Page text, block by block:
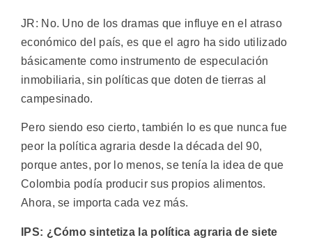
JR: No. Uno de los dramas que influye en el atraso
económico del país, es que el agro ha sido utilizado
básicamente como instrumento de especulación
inmobiliaria, sin políticas que doten de tierras al
campesinado.
Pero siendo eso cierto, también lo es que nunca fue
peor la política agraria desde la década del 90,
porque antes, por lo menos, se tenía la idea de que
Colombia podía producir sus propios alimentos.
Ahora, se importa cada vez más.
IPS: ¿Cómo sintetiza la política agraria de siete